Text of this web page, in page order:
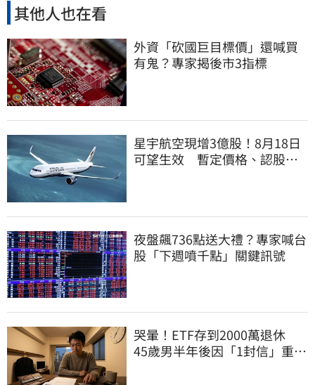
其他人也在看
外資「砍國巨目標價」還喊買
有鬼？專家揭後市3指標
星宇航空現增3億股！8月18日
可望生效 暫定價格、認股規
夜盤飆736點送大禮？專家喊台
股「下週噴千點」關鍵訊號
哭暈！ETF存到2000萬退休
45歲男半年後因「1封信」重回